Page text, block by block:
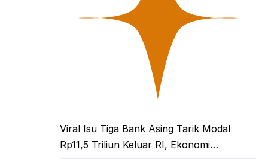
Viral Isu Tiga Bank Asing Tarik Modal
Rp11,5 Triliun Keluar RI, Ekonomi…